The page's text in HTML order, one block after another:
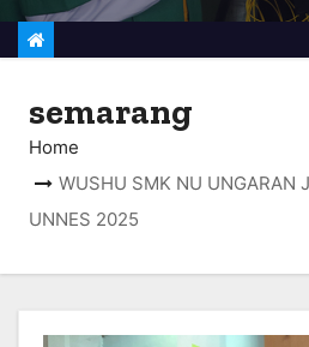
semarang
Home
WUSHU SMK NU UNGARAN
UNNES 2025